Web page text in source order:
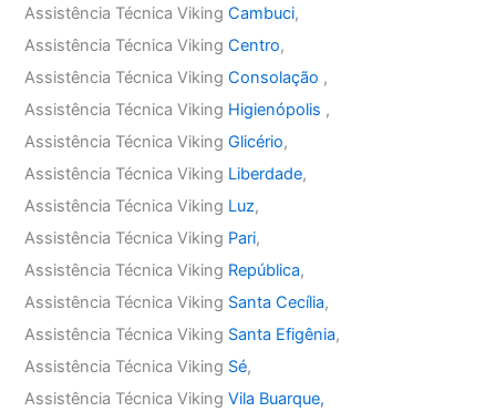
Assistência Técnica VikingCambuci,
Assistência Técnica VikingCentro,
Assistência Técnica VikingConsolação ,
Assistência Técnica Viking Higienópolis ,
Assistência Técnica VikingGlicério,
Assistência Técnica Viking Liberdade,
Assistência Técnica Viking Luz,
Assistência Técnica Viking Pari,
Assistência Técnica Viking República,
Assistência Técnica Viking Santa Cecília,
Assistência Técnica Viking Santa Efigênia,
Assistência Técnica Viking Sé,
Assistência Técnica VikingVila Buarque,